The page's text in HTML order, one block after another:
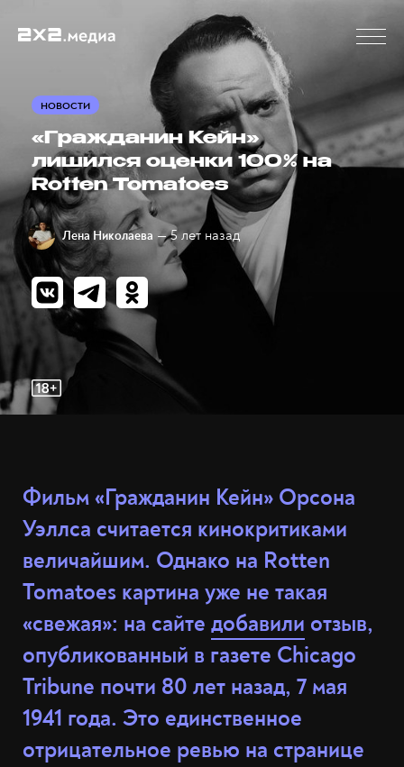
НОВОСТИ
«Гражданин Кейн»
лишился оценки 100% на
Rotten Tomatoes
Лена Николаева — 5 лет назад
Фильм «Гражданин Кейн» Орсона
Уэллса считается кинокритиками
величайшим. Однако на Rotten
Tomatoes картина уже не такая
«свежая»: на сайте добавили отзыв,
опубликованный в газете Chicago
Tribune почти 80 лет назад, 7 мая
1941 года. Это единственное
отрицательное ревью на странице